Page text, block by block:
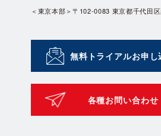
＜東京本部＞〒102-0083 東京都千代田
無料トライアルお申し
各種お問い合わせ